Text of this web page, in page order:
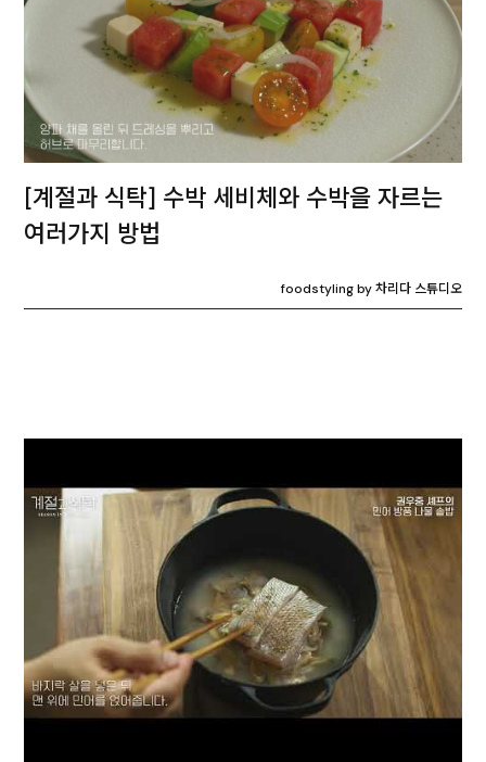
[계절과 식탁] 수박 세비체와 수박을 자르는
여러가지 방법
foodstyling by 차리다 스튜디오